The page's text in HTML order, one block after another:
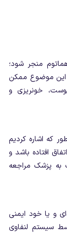
منجر شود؛
این موضوع ممکن
خونریزی و
که اشاره کردیم
افتاده باشد و
به پزشک مراجعه
و یا خود ایمنی
سیستم لنفاوی